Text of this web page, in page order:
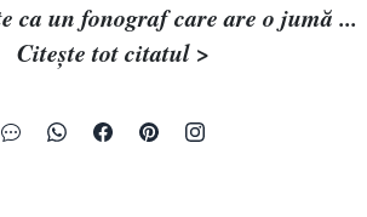
ca un fonograf care are o jumă ...
Citește tot citatul >